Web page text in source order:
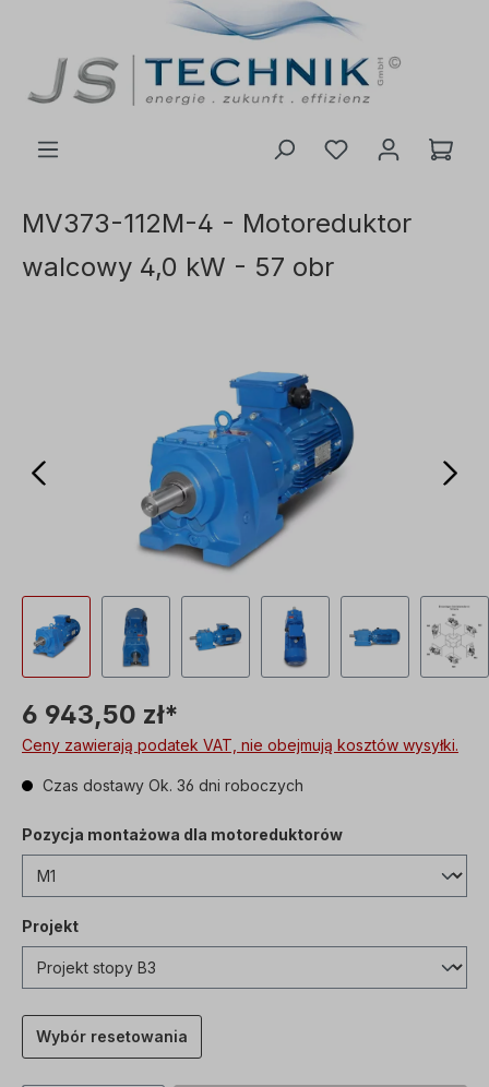
MV373-112M-4 - Motoreduktor
walcowy 4,0 kW - 57 obr
6 943,50 zł*
Ceny zawierają podatek VAT, nie obejmują kosztów wysyłki.
Czas dostawy Ok. 36 dni roboczych
Pozycja montażowa dla motoreduktorów
Projekt
Wybór resetowania